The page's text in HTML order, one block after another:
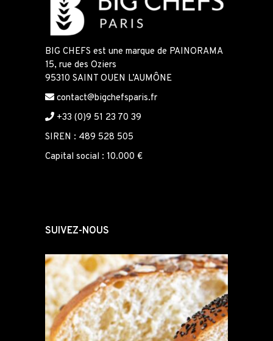
BIG CHEFS est une marque de PAINORAMA
15, rue des Oziers
95310 SAINT OUEN L’AUMÔNE
contact@bigchefsparis.fr
+33 (0)9 51 23 70 39
SIREN : 489 528 505
Capital social : 10.000 €
SUIVEZ-NOUS